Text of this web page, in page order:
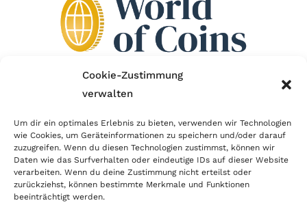
Cookie-Zustimmung
verwalten
Um dir ein optimales Erlebnis zu bieten, verwenden wir Technologien
wie Cookies, um Geräteinformationen zu speichern und/oder darauf
zuzugreifen. Wenn du diesen Technologien zustimmst, können wir
Daten wie das Surfverhalten oder eindeutige IDs auf dieser Website
verarbeiten. Wenn du deine Zustimmung nicht erteilst oder
zurückziehst, können bestimmte Merkmale und Funktionen
beeinträchtigt werden.
Der Händlerbund setzt sich für sicheren und
erfolgreichen E-Commerce ein. Auch wir sind wie
viele Onlineshops im Netz Mitglied im Händlerbund
und unterstützen fairen Onlinehandel.